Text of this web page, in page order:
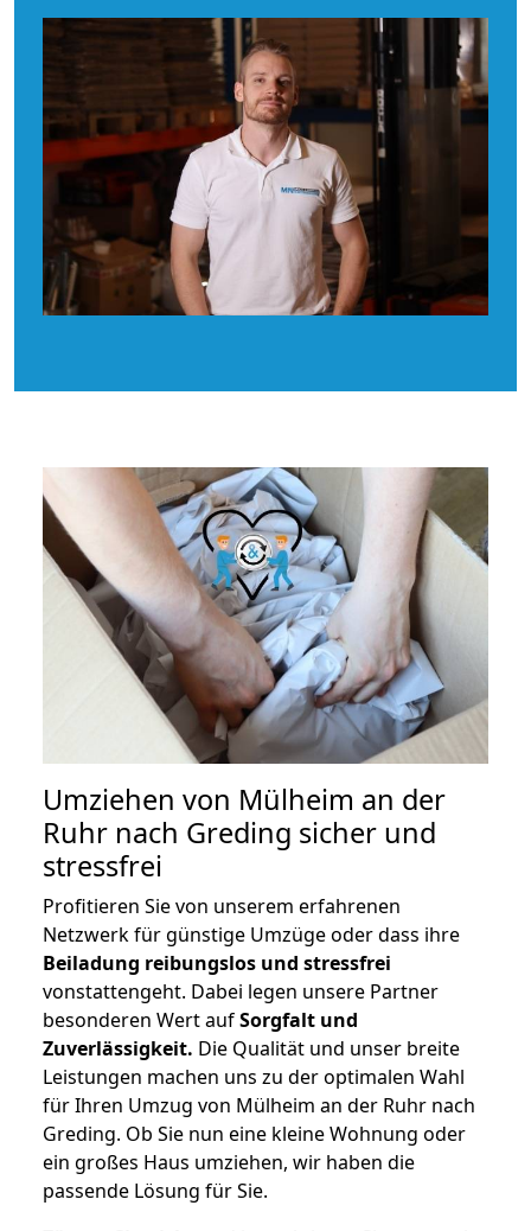
Umziehen von Mülheim an der
Ruhr nach Greding sicher und
stressfrei
Profitieren Sie von unserem erfahrenen
Netzwerk für günstige Umzüge oder dass ihre
Beiladung reibungslos und stressfrei
vonstattengeht. Dabei legen unsere Partner
besonderen Wert aufSorgfalt und
Zuverlässigkeit. Die Qualität und unser breite
Leistungen machen uns zu der optimalen Wahl
für Ihren Umzug von Mülheim an der Ruhr nach
Greding. Ob Sie nun eine kleine Wohnung oder
ein großes Haus umziehen, wir haben die
passende Lösung für Sie.